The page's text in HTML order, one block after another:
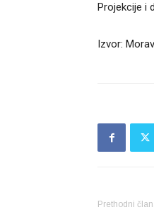
Projekcije i
Izvor:
Prethodni